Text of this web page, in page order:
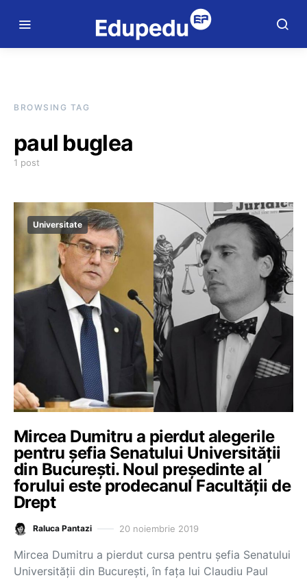
BROWSING TAG
paul buglea
1 post
Universitate
Mircea Dumitru a pierdut alegerile
pentru șefia Senatului Universității
din București. Noul președinte al
forului este prodecanul Facultății de
Drept
Raluca Pantazi 20 noiembrie 2019
Mircea Dumitru a pierdut cursa pentru șefia Senatului
Universității din București, în fața lui Claudiu Paul